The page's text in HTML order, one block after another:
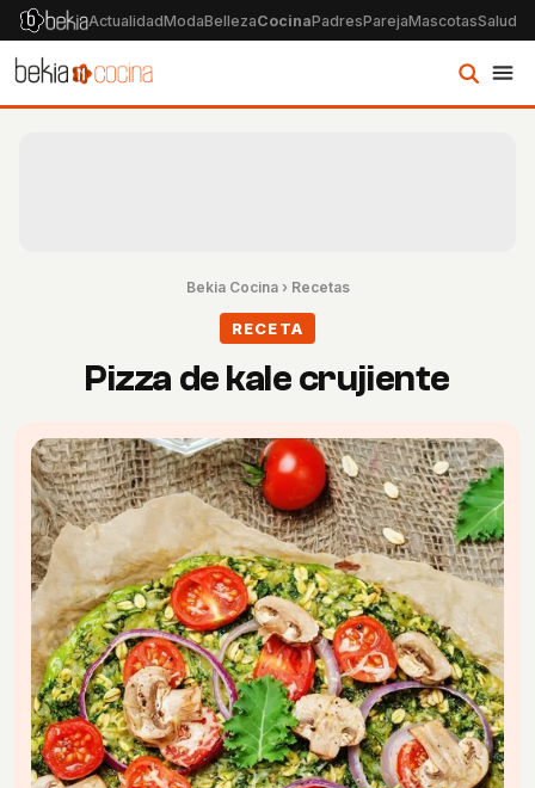
ActualidadModaBellezaCocinaPadresParejaMascotasSalud
Bekia Cocina› Recetas
RECETA
Pizza de kale crujiente